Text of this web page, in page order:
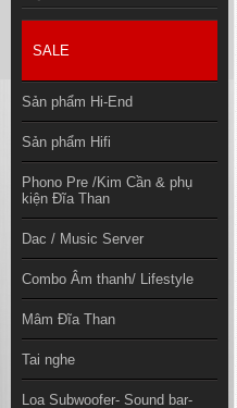
SALE
Sản phẩm Hi-End
Sản phẩm Hifi
Phono Pre /Kim Cần & phụ
kiện Đĩa Than
Dac / Music Server
Combo Âm thanh/ Lifestyle
Mâm Đĩa Than
Tai nghe
Loa Subwoofer- Sound bar-